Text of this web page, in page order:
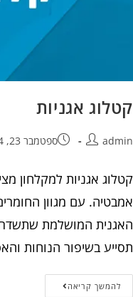
קטלוג אגניות
admin ספטמבר 23, 2024
קטלוג אגניות למקלחון
אמבטיה. עם מגוון
האגנית המושלמת
תסייע בשיפור הנוחות
להמשך קריאה